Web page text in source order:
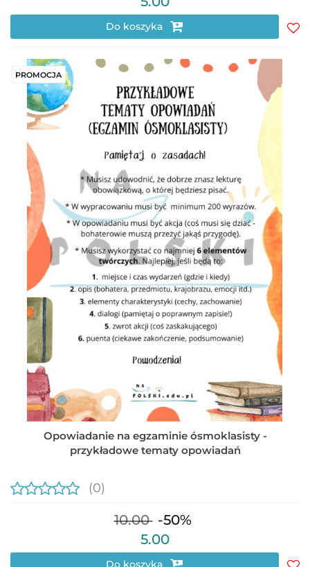
Do koszyka
PROMOCJA
Opowiadanie na egzaminie ósmoklasisty -
przykładowe tematy opowiadań
(0)
10.00 -50%
5.00
Do koszyka